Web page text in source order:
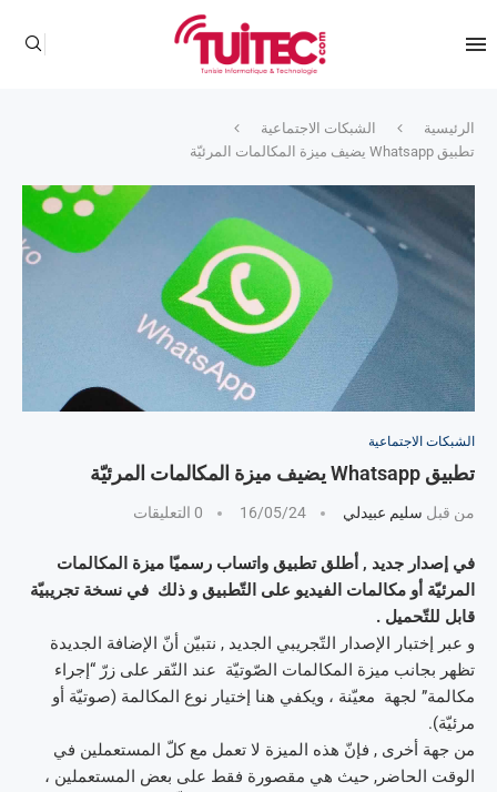
الرئيسية
الشبكات الاجتماعية
تطبيق Whatsapp يضيف ميزة المكالمات المرئيّة
الشبكات الاجتماعية
تطبيق Whatsapp يضيف ميزة المكالمات المرئيّة
من قبل سليم عبيدلي 16/05/24 0 التعليقات
في إصدار جديد , أطلق تطبيق واتساب رسميّا ميزة المكالمات
المرئيّة أو مكالمات الفيديو على التّطبيق و ذلك في نسخة تجريبيّة
قابل للتّحميل .
و عبر إختبار الإصدار التّجريبي الجديد , نتبيّن أنّ الإضافة الجديدة
تظهر بجانب ميزة المكالمات الصّوتيّة عند النّقر على زرّ “إجراء
مكالمة” لجهة معيّنة ، ويكفي هنا إختيار نوع المكالمة (صوتيّة أو
مرئيّة).
من جهة أخرى , فإنّ هذه الميزة لا تعمل مع كلّ المستعملين في
الوقت الحاضر, حيث هي مقصورة فقط على بعض المستعملين ،